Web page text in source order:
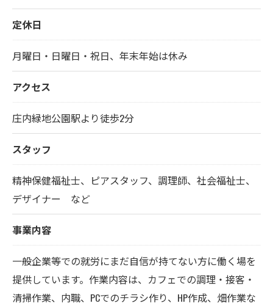
定休日
月曜日・日曜日・祝日、年末年始は休み
アクセス
庄内緑地公園駅より徒歩2分
スタッフ
精神保健福祉士、ピアスタッフ、調理師、社会福祉士、
デザイナー など
事業内容
一般企業等での就労にまだ自信が持てない方に働く場を
提供しています。作業内容は、カフェでの調理・接客・
清掃作業、内職、PCでのチラシ作り、HP作成、畑作業な